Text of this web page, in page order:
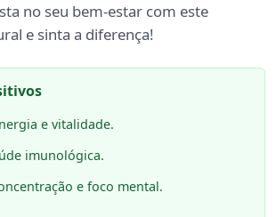
no seu bem-estar com este
e sinta a diferença!
e vitalidade.
imunológica.
e foco mental.